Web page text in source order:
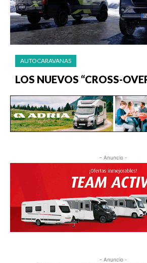
AUTOCARAVANAS
LOS NUEVOS “CROSS-
- Anuncio -
- Anuncio -